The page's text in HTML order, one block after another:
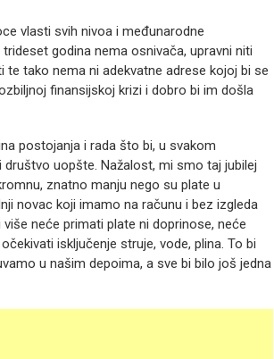
vlasti svih nivoa i međunarodne
godina nema osnivača, upravni niti
tako nema ni adekvatne adrese kojoj bi se
finansijskoj krizi i dobro bi im došla
postojanja i rada što bi, u svakom
uopšte. Nažalost, mi smo taj jubilej
znatno manju nego su plate u
novac koji imamo na računu i bez izgleda
neće primati plate ni doprinose, neće
isključenje struje, vode, plina. To bi
u našim depoima, a sve bi bilo još jedna